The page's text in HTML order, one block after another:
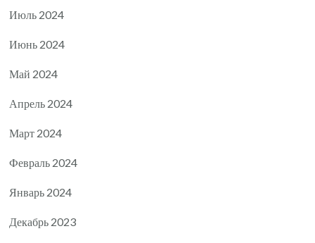
Июль 2024
Июнь 2024
Май 2024
Апрель 2024
Март 2024
Февраль 2024
Январь 2024
Декабрь 2023